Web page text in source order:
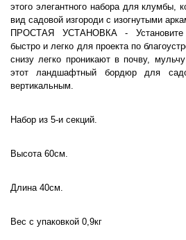
этого элегантного набора для клумбы,
вид садовой изгороди с изогнутыми
ПРОСТАЯ УСТАНОВКА - Установите
быстро и легко для проекта по
снизу легко проникают в почву,
этот ландшафтный бордюр для
вертикальным.
Набор из 5-и секций.
Высота 60см.
Длина 40см.
Вес с упаковкой 0,9кг